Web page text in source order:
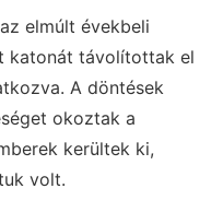
elmúlt évekbeli
katonát távolítottak el
A döntések
okoztak a
kerültek ki,
volt.